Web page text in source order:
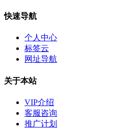
快速导航
个人中心
标签云
网址导航
关于本站
VIP介绍
客服咨询
推广计划